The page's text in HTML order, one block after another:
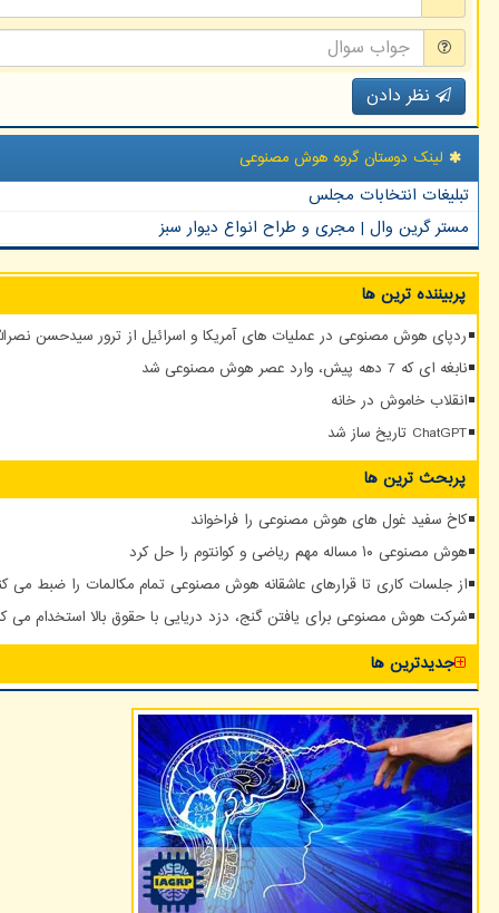
نظر دادن
لینک دوستان گروه هوش مصنوعی
تبلیغات انتخابات مجلس
مستر گرین وال | مجری و طراح انواع دیوار سبز
پربیننده ترین ها
ردپای هوش مصنوعی در عملیات های آمریکا و اسرائیل از ترور سیدحسن
نابغه ای که 7 دهه پیش، وارد عصر هوش مصنوعی شد
انقلاب خاموش در خانه
ChatGPT تاریخ ساز شد
پربحث ترین ها
کاخ سفید غول های هوش مصنوعی را فراخواند
هوش مصنوعی ۱۰ مساله مهم ریاضی و کوانتوم را حل کرد
از جلسات کاری تا قرارهای عاشقانه هوش مصنوعی تمام مکالمات را ضبط می
شرکت هوش مصنوعی برای یافتن گنج، دزد دریایی با حقوق بالا استخدام می
جدیدترین ها